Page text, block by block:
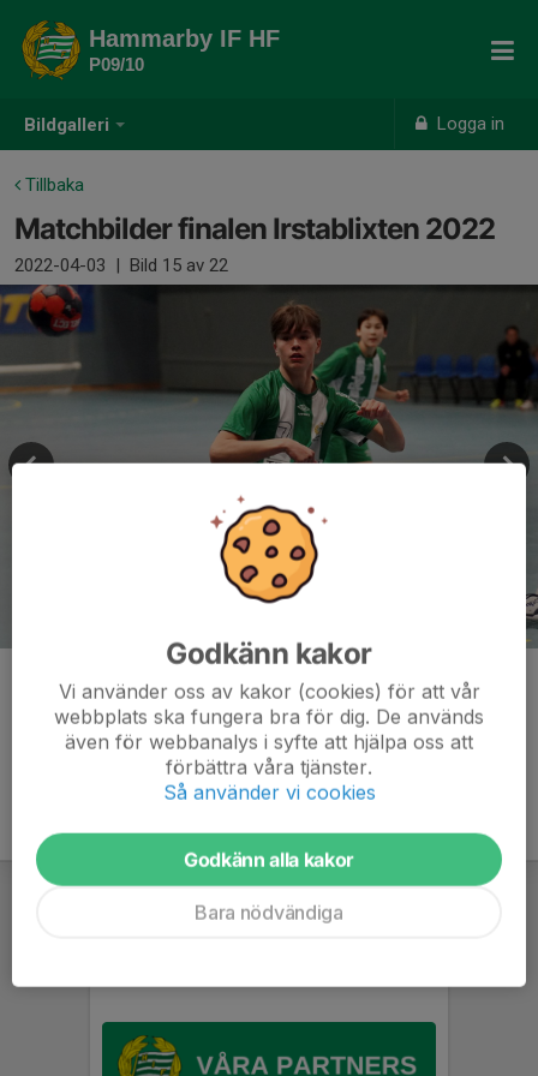
Bildgalleri Logga in
Hammarby IF HF
P09/10
Tillbaka
Matchbilder finalen Irstablixten 2022
2022-04-03 | Bild 15 av 22
Kommentarer
Godkänn kakor
Vi använder oss av kakor (cookies) för att vår
webbplats ska fungera bra för dig. De används
även för webbanalys i syfte att hjälpa oss att
förbättra våra tjänster.
Så använder vi cookies
Godkänn alla kakor
Bara nödvändiga